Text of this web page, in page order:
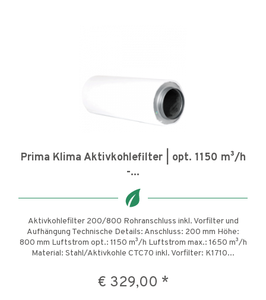
Prima Klima Aktivkohlefilter | opt. 1150 m³/h
-...
Aktivkohlefilter 200/800 Rohranschluss inkl. Vorfilter und
Aufhängung Technische Details: Anschluss: 200 mm Höhe:
800 mm Luftstrom opt.: 1150 m³/h Luftstrom max.: 1650 m³/h
Material: Stahl/Aktivkohle CTC70 inkl. Vorfilter: K1710...
€ 329,00 *